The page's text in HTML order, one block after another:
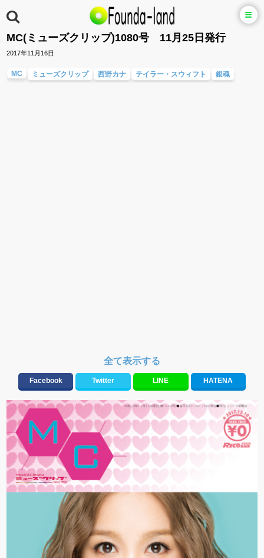
MC(ミューズクリップ)1080号 11月25日発行
2017年11月16日
MC ミューズクリップ 西野カナ テイラー・スウィフト 銀魂
全て表示する
Facebook Twitter LINE HATENA